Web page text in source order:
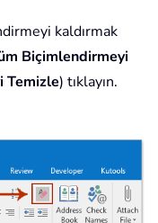
kaldırmak
Biçimlendirmeyi
Temizle) tıklayın.